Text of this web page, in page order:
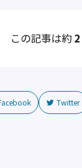
この記事は約 2
Twitter